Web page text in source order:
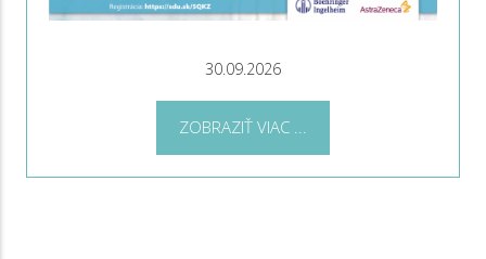
30.09.2026
ZOBRAZIŤ VIAC ...